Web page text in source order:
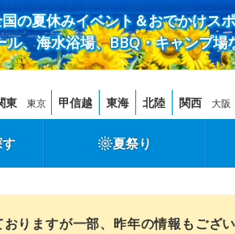
の夏休みイベント＆おでかけス
、海水浴場、BBQ・キャンプ
東 東京 甲信越 東海 北陸 関西 大阪
夏祭り
りますが一部、昨年の情報もござ